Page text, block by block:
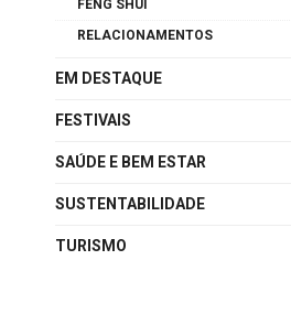
FENG SHUI
RELACIONAMENTOS
EM DESTAQUE
FESTIVAIS
SAÚDE E BEM ESTAR
SUSTENTABILIDADE
TURISMO